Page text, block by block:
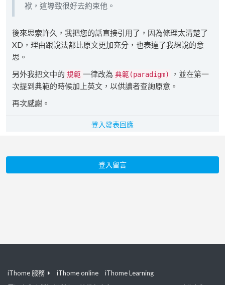
袱，這導致很好去約束他。
後來思索許久，我把您的話直接引用了，因為條理太清楚了
XD，理由跟說法都比原文更加充分，也表達了我想說的意
思。
另外我把文中的 規範 一律改為 典範(paradigm)
，並在第一
次提到典範的時候加上英文，以供讀者查詢原意。
再次感謝。
登入發表回應
登入留言
iThome 服務 iThome online
iThome Learning